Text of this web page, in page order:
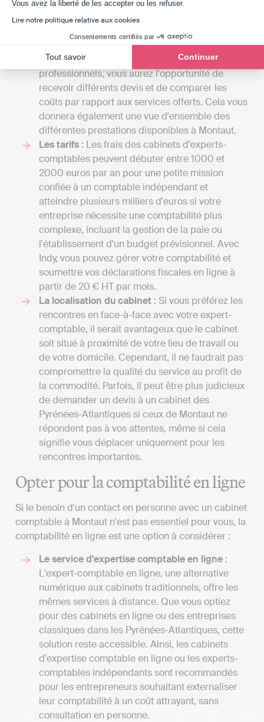
Vous avez la liberté de les accepter ou les refuser.
Lire notre politique relative aux cookies
Consentements certifiés par
Tout savoir Continuer
lettre de mission que vous établirez avec eux. La
gamme des services qu'un cabinet d'expert-
comptable peut fournir est vaste, et le tarif
dépendra du nombre de tâches qu'il assumera
pour votre compte. En dialoguant avec plusieurs
professionnels, vous aurez l'opportunité de
recevoir différents devis et de comparer les
coûts par rapport aux services offerts. Cela vous
donnera également une vue d'ensemble des
différentes prestations disponibles à Montaut.
Les tarifs : Les frais des cabinets d'experts-
comptables peuvent débuter entre 1000 et
2000 euros par an pour une petite mission
confiée à un comptable indépendant et
atteindre plusieurs milliers d'euros si votre
entreprise nécessite une comptabilité plus
complexe, incluant la gestion de la paie ou
l'établissement d'un budget prévisionnel. Avec
Indy, vous pouvez gérer votre comptabilité et
soumettre vos déclarations fiscales en ligne à
partir de 20 € HT par mois.
La localisation du cabinet : Si vous préférez les
rencontres en face-à-face avec votre expert-
comptable, il serait avantageux que le cabinet
soit situé à proximité de votre lieu de travail ou
de votre domicile. Cependant, il ne faudrait pas
compromettre la qualité du service au profit de
la commodité. Parfois, il peut être plus judicieux
de demander un devis à un cabinet des
Pyrénées-Atlantiques si ceux de Montaut ne
répondent pas à vos attentes, même si cela
signifie vous déplacer uniquement pour les
rencontres importantes.
Opter pour la comptabilité en ligne
Si le besoin d'un contact en personne avec un cabinet
comptable à Montaut n'est pas essentiel pour vous, la
comptabilité en ligne est une option à considérer :
Le service d'expertise comptable en ligne :
L'expert-comptable en ligne, une alternative
numérique aux cabinets traditionnels, offre les
mêmes services à distance. Que vous optiez
pour des cabinets en ligne ou des entreprises
classiques dans les Pyrénées-Atlantiques, cette
solution reste accessible. Ainsi, les cabinets
d'expertise comptable en ligne ou les experts-
comptables indépendants sont recommandés
pour les entrepreneurs souhaitant externaliser
leur comptabilité à un coût attrayant, sans
consultation en personne.